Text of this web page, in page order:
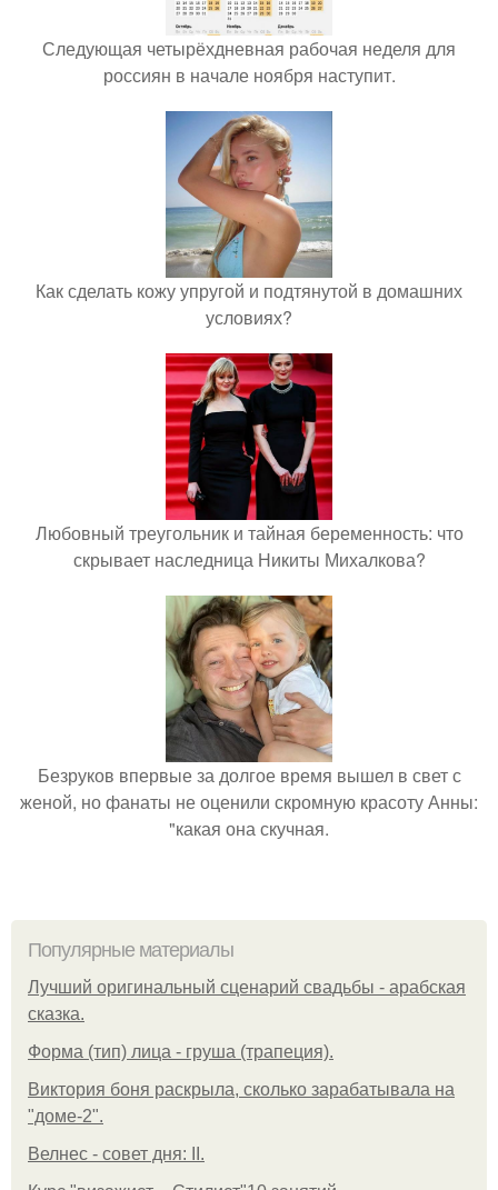
Следующая четырёхдневная рабочая неделя для
россиян в начале ноября наступит.
Как сделать кожу упругой и подтянутой в домашних
условиях?
Любовный треугольник и тайная беременность: что
скрывает наследница Никиты Михалкова?
Безруков впервые за долгое время вышел в свет с
женой, но фанаты не оценили скромную красоту Анны:
"какая она скучная.
Популярные материалы
Лучший оригинальный сценарий свадьбы - арабская
сказка.
Форма (тип) лица - груша (трапеция).
Виктория боня раскрыла, сколько зарабатывала на
"доме-2".
Велнес - совет дня: II.